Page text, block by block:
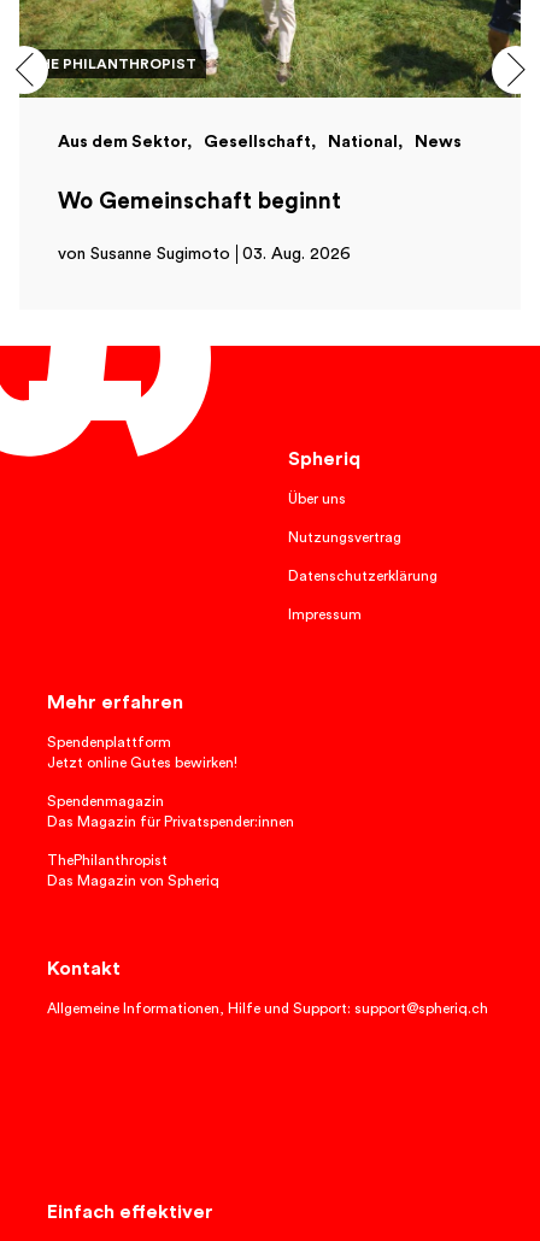
THE PHILANTHROPIST
Aus dem Sektor Gesellschaft National News
Wo Gemeinschaft beginnt
von Susanne Sugimoto 03. Aug. 2026
Spheriq
Über uns
Nutzungsvertrag
Datenschutzerklärung
Impressum
Mehr erfahren
Spendenplattform
Jetzt online Gutes bewirken!
Spendenmagazin
Das Magazin für Privatspender:innen
ThePhilanthropist
Das Magazin von Spheriq
Kontakt
Allgemeine Informationen, Hilfe und Support: support@spheriq.ch
Einfach effektiver